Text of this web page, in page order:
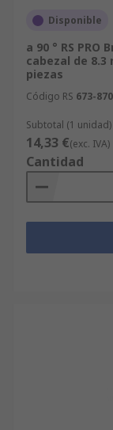
Disponible
a 90 ° RS PRO
cabezal de 8.3
piezas
Código RS 673-
Subtotal (1 unidad)
14,33 €(exc. IVA)
Cantidad